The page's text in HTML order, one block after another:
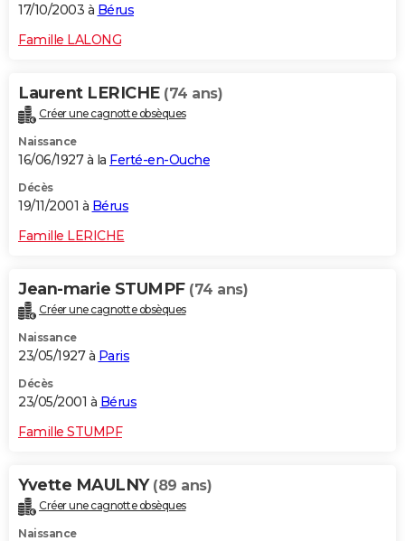
17/10/2003 à Bérus
Famille LALONG
Laurent LERICHE (74 ans)
Créer une cagnotte obsèques
Naissance
16/06/1927 à la Ferté-en-Ouche
Décès
19/11/2001 à Bérus
Famille LERICHE
Jean-marie STUMPF (74 ans)
Créer une cagnotte obsèques
Naissance
23/05/1927 à Paris
Décès
23/05/2001 à Bérus
Famille STUMPF
Yvette MAULNY (89 ans)
Créer une cagnotte obsèques
Naissance